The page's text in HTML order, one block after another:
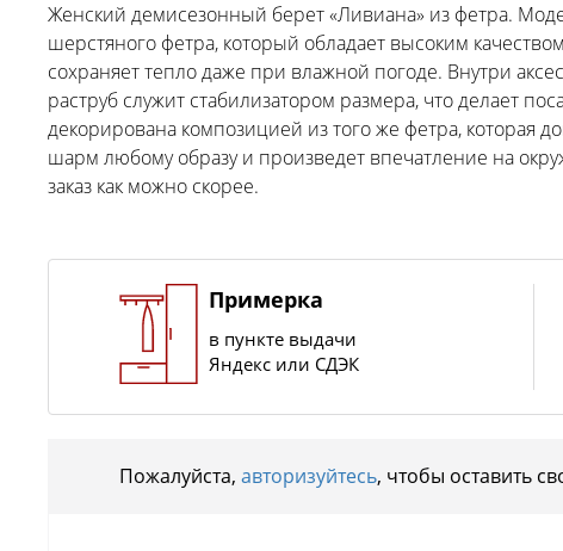
Женский демисезонный берет «Ливиана» из фетра.
шерстяного фетра, который обладает высоким
сохраняет тепло даже при влажной погоде. Внутри
раструб служит стабилизатором размера, что делает
декорирована композицией из того же фетра, которая
шарм любому образу и произведет впечатление на
заказ как можно скорее.
Примерка
в пункте выдачи
Яндекс или СДЭК
Пожалуйста, авторизуйтесь, чтобы оставить